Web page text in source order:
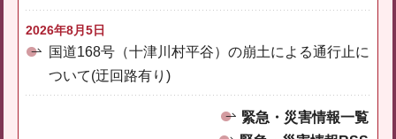
2026年8月5日
国道168号（十津川村平谷）の崩土による通行止に
ついて(迂回路有り)
緊急・災害情報一覧